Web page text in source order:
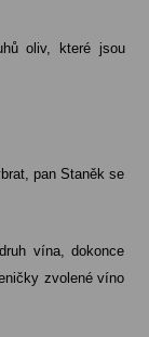
oliv, které jsou
pan Staněk se
vína, dokonce
zvolené víno